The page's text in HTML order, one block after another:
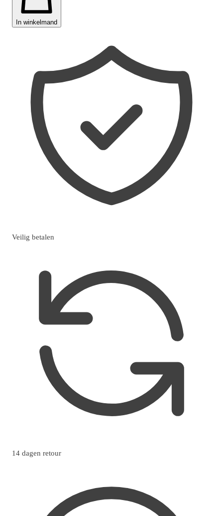
In winkelmand
Veilig betalen
14 dagen retour